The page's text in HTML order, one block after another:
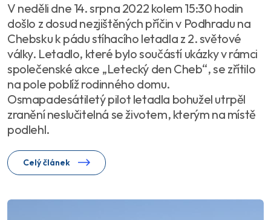
V neděli dne 14. srpna 2022 kolem 15:30 hodin
došlo z dosud nezjištěných příčin v Podhradu na
Chebsku k pádu stíhacího letadla z 2. světové
války. Letadlo, které bylo součástí ukázky v rámci
společenské akce „Letecký den Cheb“, se zřítilo
na pole poblíž rodinného domu.
Osmapadesátiletý pilot letadla bohužel utrpěl
zranění neslučitelná se životem, kterým na místě
podlehl.
Celý článek